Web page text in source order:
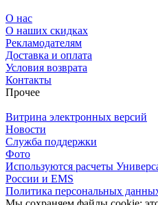
О нас
О наших скидках
Рекламодателям
Доставка и оплата
Условия возврата
Контакты
Прочее
Витрина электронных версий
Новости
Служба поддержки
Фото
Используются расчеты
России и EMS
Политика персональных